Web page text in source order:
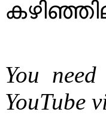
You
YouTube